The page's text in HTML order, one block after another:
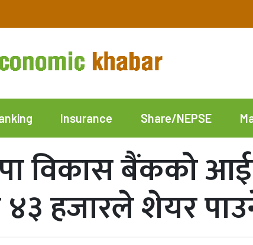
Insurance Share/NEPSE
विकास बैंकको
हजारले शेयर